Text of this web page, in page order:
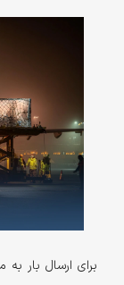
برای ارسال بار